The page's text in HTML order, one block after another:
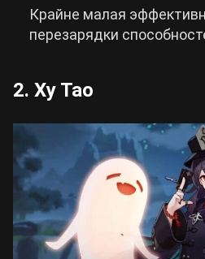
Крайне малая
перезарядки
2. Ху Тао